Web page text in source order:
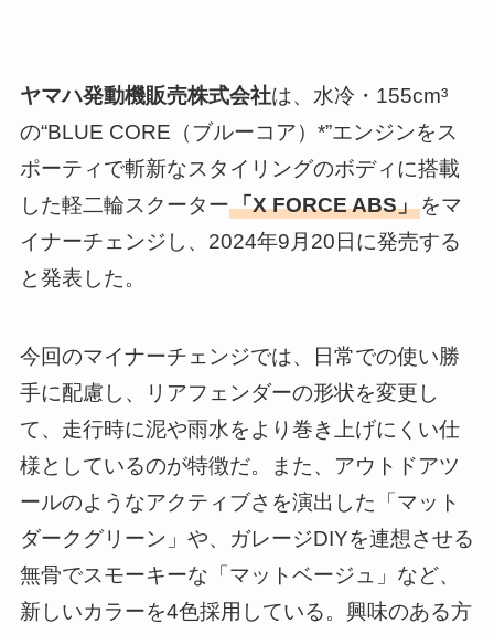
ヤマハ発動機販売株式会社は、水冷・155cm³
の“BLUE CORE（ブルーコア）*”エンジンをス
ポーティで斬新なスタイリングのボディに搭載
した軽二輪スクーター「X FORCE ABS」をマ
イナーチェンジし、2024年9月20日に発売する
と発表した。
今回のマイナーチェンジでは、日常での使い勝
手に配慮し、リアフェンダーの形状を変更し
て、走行時に泥や雨水をより巻き上げにくい仕
様としているのが特徴だ。また、アウトドアツ
ールのようなアクティブさを演出した「マット
ダークグリーン」や、ガレージDIYを連想させる
無骨でスモーキーな「マットベージュ」など、
新しいカラーを4色採用している。興味のある方